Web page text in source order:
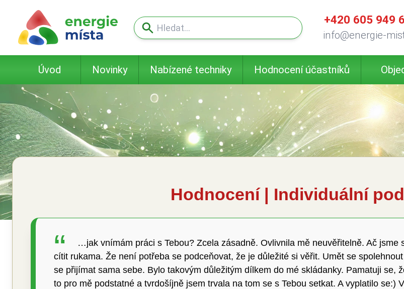
+420 605 949
info@energie-
Úvod Novinky Nabízené techniky Hodnocení účastníků
Hodnocení | Individuální
…jak vnímám práci s Tebou? Zcela zásadně. Ovlivnila mě neuvěřitelně. Ač
cítit rukama. Že není potřeba se podceňovat, že je důležité si věřit. Umět se
se přijímat sama sebe. Bylo takovým důležitým dílkem do mé skládanky. Pamatuji se,
to pro mě podstatné a tvrdošíjně jsem trvala na tom se s Tebou setkat. A vyplatilo